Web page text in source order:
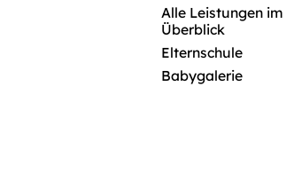
Alle Leistungen im
Überblick
Elternschule
Babygalerie